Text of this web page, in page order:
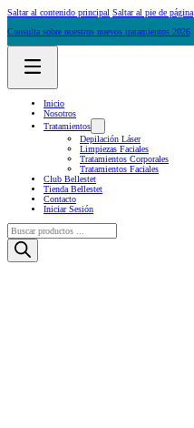
Saltar al contenido principal Saltar al pie de página
Consulta sobre nuestros nuevos tratamientos 2026
Inicio
Nosotros
Tratamientos
Depilación Láser
Limpiezas Faciales
Tratamientos Corporales
Tratamientos Faciales
Club Bellestet
Tienda Bellestet
Contacto
Iniciar Sesión
Búsqueda
de
productos